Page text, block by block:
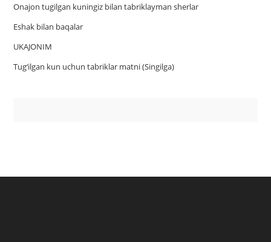
Onajon tugilgan kuningiz bilan tabriklayman sherlar
Eshak bilan baqalar
UKAJONIM
Tug‘ilgan kun uchun tabriklar matni (Singilga)